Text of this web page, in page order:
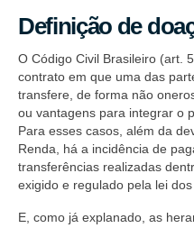
Definição de
O Código Civil Brasileiro (art.
contrato em que uma das
transfere, de forma não
ou vantagens para integrar o
Para esses casos, além da
Renda, há a incidência de
transferências realizadas
exigido e regulado pela lei dos
E, como já explanado, as